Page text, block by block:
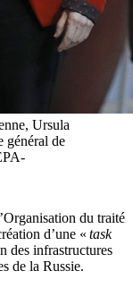
Ursula
général de
du traité
d’une « task
des infrastructures
de la Russie.